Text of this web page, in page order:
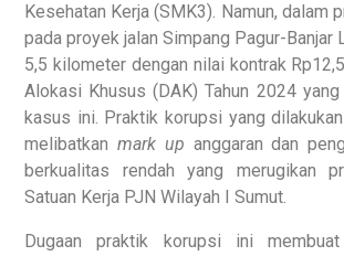
Kesehatan Kerja (SMK3). Namun, dalam
pada proyek jalan Simpang Pagur-Banjar
5,5 kilometer dengan nilai kontrak
Alokasi Khusus (DAK) Tahun 2024
kasus ini. Praktik korupsi yang
melibatkan mark up anggaran dan
berkualitas rendah yang merugikan
Satuan Kerja PJN Wilayah I Sumut.
Dugaan praktik korupsi ini